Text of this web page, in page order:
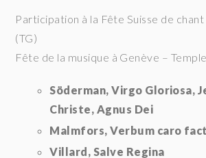
Participation à la Fête Suisse de
(TG)
Fête de la musique à Genève –
Söderman, Virgo Gloriosa,
Christe, Agnus Dei
Malmfors, Verbum caro
Villard, Salve Regina